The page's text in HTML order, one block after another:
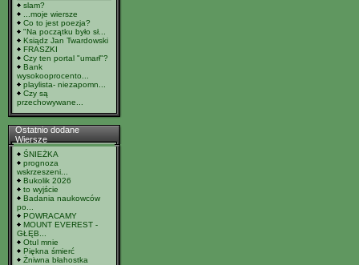
slam?
...moje wiersze
Co to jest poezja?
"Na początku było sł...
Ksiądz Jan Twardowski
FRASZKI
Czy ten portal "umarł"?
Bank
wysokooprocento...
playlista- niezapomn...
Czy są
przechowywane...
Ostatnio dodane
Wiersze
ŚNIEŻKA
prognoza
wskrzeszeni...
Bukolik 2026
to wyjście
Badania naukowców
po...
POWRACAMY
MOUNT EVEREST -
GŁĘB...
Otul mnie
Piękna śmierć
Żniwna błahostka